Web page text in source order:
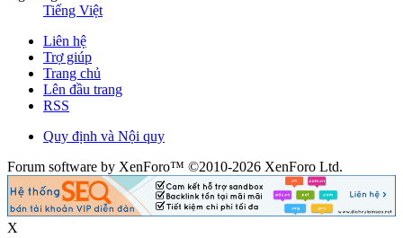
Tiếng Việt
Liên hệ
Trợ giúp
Trang chủ
Lên đầu trang
RSS
Quy định và Nội quy
Forum software by XenForo™ ©2010-2026 XenForo Ltd.
X